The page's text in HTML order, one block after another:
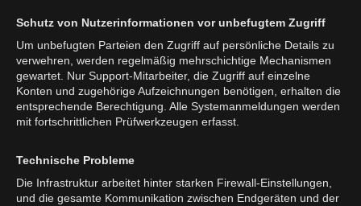
Schutz von Nutzerinformationen vor unbefugtem Zugriff
Um unbefugten Parteien den Zugriff auf persönliche Details zu
verwehren, werden regelmäßig mehrschichtige Mechanismen
gewartet. Nur Support-Mitarbeiter, die Zugriff auf einzelne
Konten und zugehörige Aufzeichnungen benötigen, erhalten die
entsprechende Berechtigung. Alle Systemanmeldungen werden
mit fortschrittlichen Prüfwerkzeugen erfasst.
Technische Probleme
Die Infrastruktur arbeitet hinter starken Firewall-Einstellungen,
und die gesamte Kommunikation zwischen Endgeräten und der